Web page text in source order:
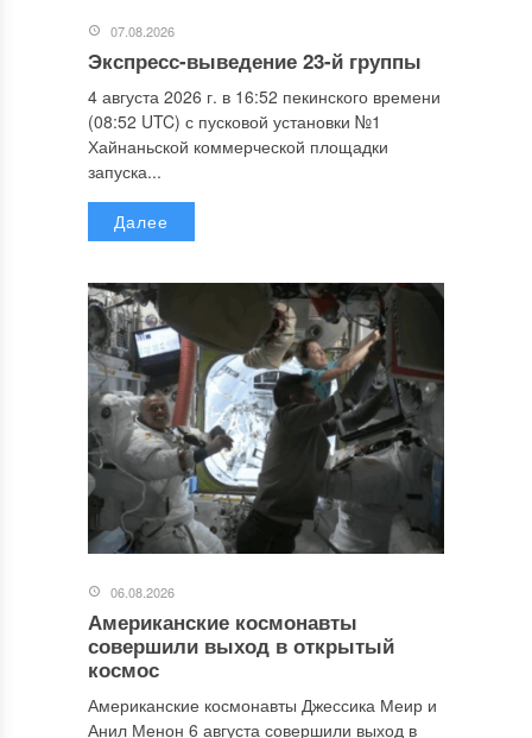
07.08.2026
Экспресс-выведение 23-й группы
4 августа 2026 г. в 16:52 пекинского времени
(08:52 UTC) с пусковой установки №1
Хайнаньской коммерческой площадки
запуска...
Далее
06.08.2026
Американские космонавты
совершили выход в открытый
космос
Американские космонавты Джессика Меир и
Анил Менон 6 августа совершили выход в